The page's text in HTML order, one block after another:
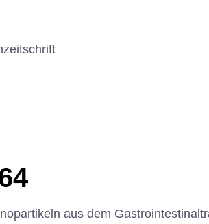
aus dem